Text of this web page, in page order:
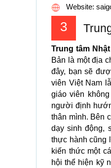
Website:
3
Trung tâm
Bản là một địa
đây, bạn sẽ
viên Việt Nam
giáo viên
người định
thân mình. Bên
dạy sinh động,
thực hành cũng
kiến thức một
hội thể hiện kỹ